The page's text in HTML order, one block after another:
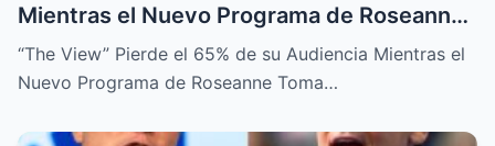
Mientras el Nuevo Programa de Roseanne
Toma el Control
“The View” Pierde el 65% de su Audiencia Mientras el
Nuevo Programa de Roseanne Toma…